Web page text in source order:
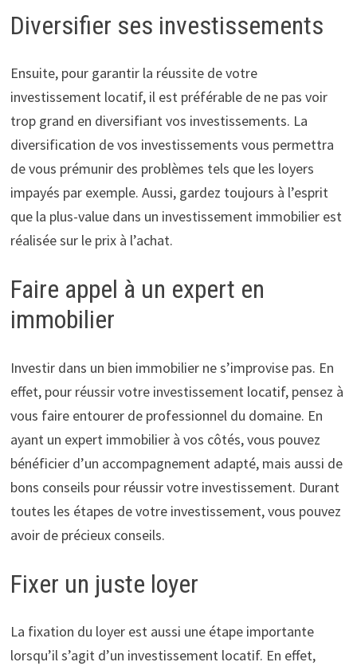
Diversifier ses investissements
Ensuite, pour garantir la réussite de votre
investissement locatif, il est préférable de ne pas voir
trop grand en diversifiant vos investissements. La
diversification de vos investissements vous permettra
de vous prémunir des problèmes tels que les loyers
impayés par exemple. Aussi, gardez toujours à l’esprit
que la plus-value dans un investissement immobilier est
réalisée sur le prix à l’achat.
Faire appel à un expert en
immobilier
Investir dans un bien immobilier ne s’improvise pas. En
effet, pour réussir votre investissement locatif, pensez à
vous faire entourer de professionnel du domaine. En
ayant un expert immobilier à vos côtés, vous pouvez
bénéficier d’un accompagnement adapté, mais aussi de
bons conseils pour réussir votre investissement. Durant
toutes les étapes de votre investissement, vous pouvez
avoir de précieux conseils.
Fixer un juste loyer
La fixation du loyer est aussi une étape importante
lorsqu’il s’agit d’un investissement locatif. En effet,